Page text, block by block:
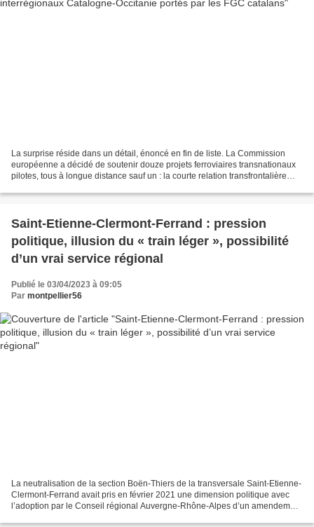
La surprise réside dans un détail, énoncé en fin de liste. La Commission
européenne a décidé de soutenir douze projets ferroviaires transnationaux
pilotes, tous à longue distance sauf un : la courte relation transfrontalière
Saint-Etienne-Clermont-Ferrand : pression
politique, illusion du « train léger », possibilité
d’un vrai service régional
Publié le 03/04/2023 à 09:05
Par montpellier56
La neutralisation de la section Boën-Thiers de la transversale Saint-Etienne-
Clermont-Ferrand avait pris en février 2021 une dimension politique avec
l’adoption par le Conseil régional Auvergne-Rhône-Alpes d’un amendement